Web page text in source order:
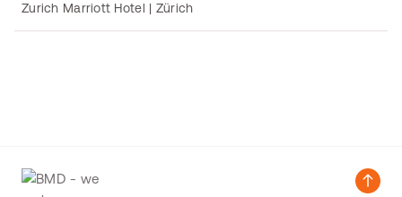
Zurich Marriott Hotel | Zürich